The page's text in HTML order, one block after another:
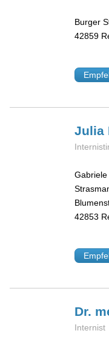
Burger
42859
Julia
42853
Dr.
Internist